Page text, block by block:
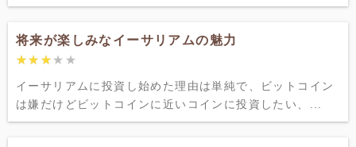
将来が楽しみなイーサリアムの魅力
★★★★★
★★★★★
イーサリアムに投資し始めた理由は単純で、ビットコイン
は嫌だけどビットコインに近いコインに投資したい、...